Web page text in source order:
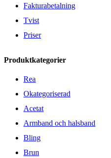
Fakturabetalning
Tvist
Priser
Produktkategorier
Rea
Okategoriserad
Acetat
Armband och halsband
Bling
Brun